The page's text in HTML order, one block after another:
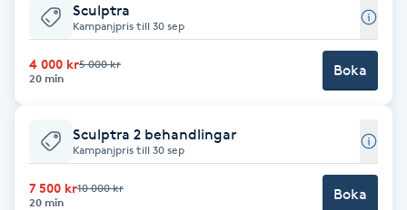
Gellack
Gellack med förstärkning
Gravidmassage
Gravidyoga
Sculptra
Kampanjpris till 30 sep
4 000 kr5 000 kr
20 min
Boka
Sculptra 2 behandlingar
Kampanjpris till 30 sep
7 500 kr10 000 kr
20 min
Boka